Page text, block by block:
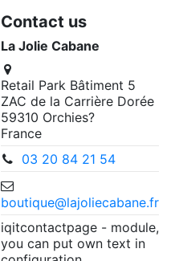
Contact us
La Jolie Cabane
Retail Park Bâtiment 5
ZAC de la Carrière Dorée
59310 Orchies?
France
03 20 84 21 54
boutique@lajoliecabane.fr
iqitcontactpage - module,
you can put own text in